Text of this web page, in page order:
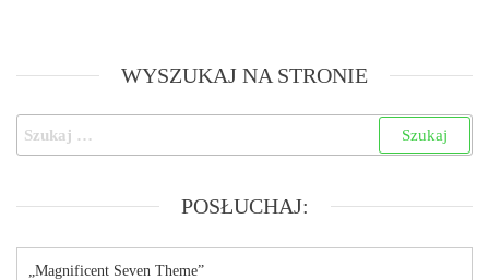
WYSZUKAJ NA STRONIE
POSŁUCHAJ:
„Magnificent Seven Theme”